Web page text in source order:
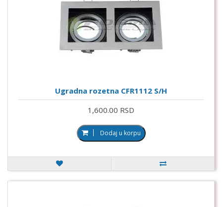
Ugradna rozetna CFR1112 S/H
1,600.00 RSD
Dodaj u korpu